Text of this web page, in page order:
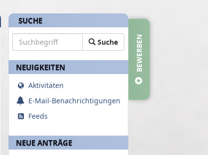
SUCHE
Suchbegriff Suche BEWERBEN
NEUIGKEITEN
Aktivitäten
E-Mail-Benachrichtigungen
Feeds
NEUE ANTRÄGE